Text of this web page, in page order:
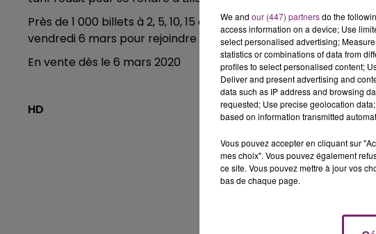
Près de 1 000 billets à 2, 5, 10, 15 et 20€ (prix selon la
vendredi 6 mars pour rejoindre Lille depuis toutes les gares de
En vente dès le 6 mars 2020
HD
We and our (447) partnersdo the
access information on a device; Use
select personalised advertising;
statistics or combinations of data from
profiles to select personalised content;
Deliver and present advertising and
data such as IP address and browsing
requested; Use precise geolocation
based on information transmitted
Vous pouvez accepter en cliquant sur
mes choix". Vous pouvez également
ce site. Vous pouvez mettre à jour vos
bas de chaque page.